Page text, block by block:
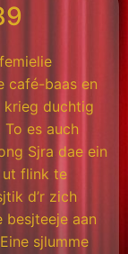
café-baas en
krieg duchtig
es auch
Sjra dae ein
ut flink te
d’r zich
besjteeje aan
sjlumme